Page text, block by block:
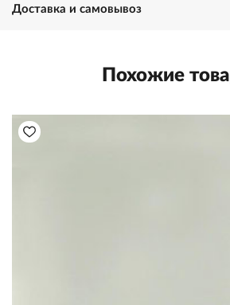
Доставка и самовывоз
Похожие